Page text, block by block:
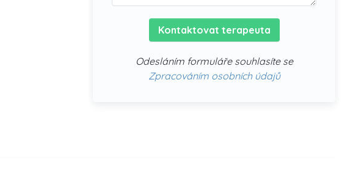
Kontaktovat terapeuta
Odesláním formuláře souhlasíte se
Zpracováním osobních údajů